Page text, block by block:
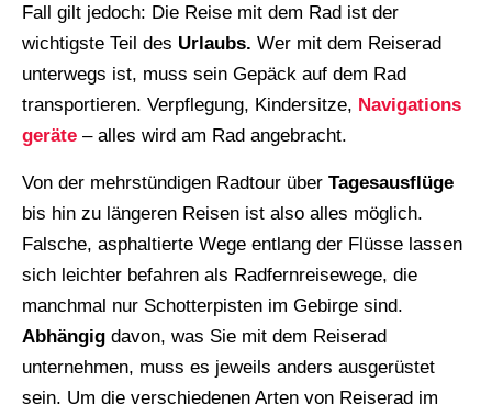
Fall gilt jedoch: Die Reise mit dem Rad ist der
wichtigste Teil des Urlaubs. Wer mit dem Reiserad
unterwegs ist, muss sein Gepäck auf dem Rad
transportieren. Verpflegung, Kindersitze, Navigations
geräte – alles wird am Rad angebracht.
Von der mehrstündigen Radtour über Tagesausflüge
bis hin zu längeren Reisen ist also alles möglich.
Falsche, asphaltierte Wege entlang der Flüsse lassen
sich leichter befahren als Radfernreisewege, die
manchmal nur Schotterpisten im Gebirge sind.
Abhängig davon, was Sie mit dem Reiserad
unternehmen, muss es jeweils anders ausgerüstet
sein. Um die verschiedenen Arten von Reiserad im